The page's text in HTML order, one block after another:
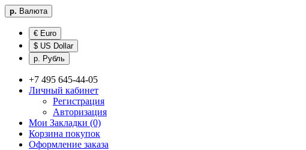
р. Валюта
€ Euro
$ US Dollar
р. Рубль
+7 495 645-44-05
Личный кабинет
Регистрация
Авторизация
Мои Закладки (0)
Корзина покупок
Оформление заказа